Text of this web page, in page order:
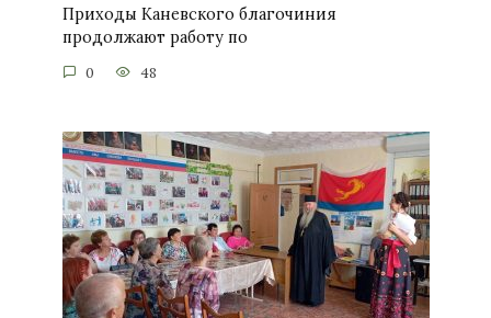
Приходы Каневского благочиния
продолжают работу по
0 48